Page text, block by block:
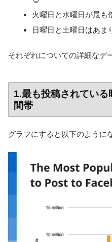
火曜日と水曜日が最も
日曜日と土曜日はあま
それぞれについての詳細なデ
1.最も投稿されている
間帯
グラフにすると以下のように